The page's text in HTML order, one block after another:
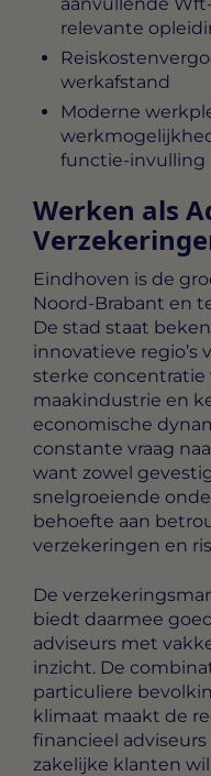
relevante
werkafstand
Moderne
functie-invulling
Werken als
Eindhoven is de
Noord-Brabant en
De stad staat
innovatieve regio’s
sterke
maakindustrie en
economische
constante vraag
want zowel
snelgroeiende
behoefte aan
verzekeringen en
De
biedt daarmee
adviseurs met
inzicht. De
particuliere
klimaat maakt de
financieel
zakelijke klanten